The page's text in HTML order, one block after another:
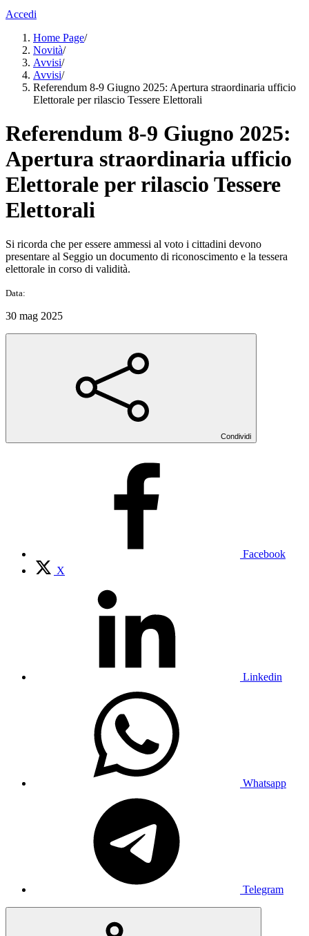
Accedi
Home Page/
Novità/
Avvisi/
Avvisi/
Referendum 8-9 Giugno 2025: Apertura straordinaria ufficio
Elettorale per rilascio Tessere Elettorali
Referendum 8-9 Giugno 2025:
Apertura straordinaria ufficio
Elettorale per rilascio Tessere
Elettorali
Si ricorda che per essere ammessi al voto i cittadini devono
presentare al Seggio un documento di riconoscimento e la tessera
elettorale in corso di validità.
Data:
30 mag 2025
Condividi
Facebook
X
Linkedin
Whatsapp
Telegram